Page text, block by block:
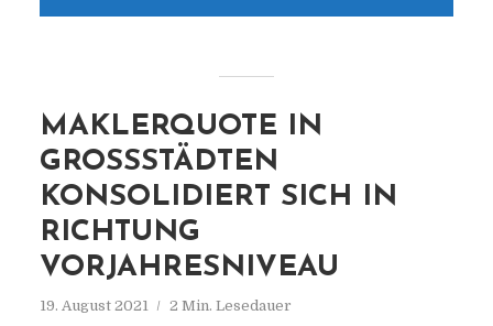
MAKLERQUOTE IN
GROSSSTÄDTEN K
ONSOLIDIERT SICH IN R
ICHTUNG V
ORJAHRESNIVEAU
19. August 2021 2 Min. Lesedauer